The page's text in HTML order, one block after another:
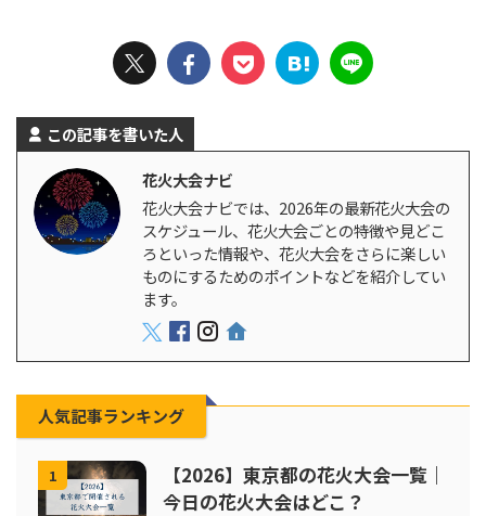
この記事を書いた人
花火大会ナビ
花火大会ナビでは、2026年の最新花火大会の
スケジュール、花火大会ごとの特徴や見どこ
ろといった情報や、花火大会をさらに楽しい
ものにするためのポイントなどを紹介してい
ます。
人気記事ランキング
1
【2026】東京都の花火大会一覧｜
今日の花火大会はどこ？